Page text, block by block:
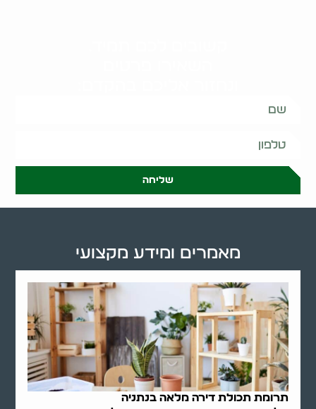
שליחה
תרומת תכולת דירה מלאה בנתניה
מאמרים ומידע מקצועי